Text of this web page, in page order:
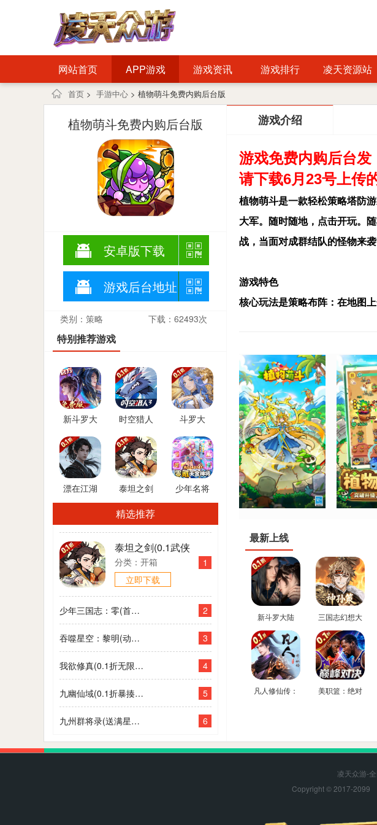
网站首页 APP游戏 游戏资讯 游戏排行 凌天资源站
首页 > 手游中心 > 植物萌斗免费内购后台版
植物萌斗免费内购后台版
安卓版下载
游戏后台地址
类别：策略 下载：62493次
特别推荐游戏
新斗罗大
陆(GM免
费版)
时空猎人
3(首款猎
人0.1折)
斗罗大
陆：逆转
时空(0.1折
武魂觉醒)
漂在江湖
(0.1折送
利卡)
泰坦之剑
(0.1武侠大
世界开箱)
少年名将
(送金将无
精选推荐
泰坦之剑(0.1武侠
大世界开箱)
分类：开箱
立即下载
1
少年三国志：零(首款少三系0.1折) 2
吞噬星空：黎明(动漫原版0.1折) 3
我欲修真(0.1折无限充) 4
九幽仙域(0.1折暴揍小妖) 5
九州群将录(送满星武将0.05折) 6
游戏介绍
游戏免费内购后台发
请下载6月23号上传
植物萌斗是一款轻松策略塔防
大军。随时随地，点击开玩。
战，当面对成群结队的怪物来
游戏特色
核心玩法是策略布阵：在地图
游戏特点鲜明： 萌趣画风营造
物、升级能力并完成关卡目标
战力系统介绍
关于战力提升我们可以简单地
从这两个方向去进行升级从而
最新上线
新斗罗大陆
(0.1折免费版)
三国志幻想大
陆2：枭之歌(1
折免费版)
凡人修仙传：
美职篮：绝对
凌天众游-
Copyright © 2017-2099